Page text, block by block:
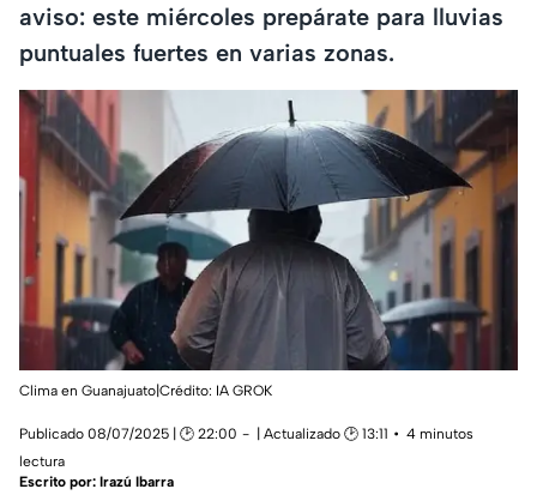
aviso: este miércoles prepárate para lluvias
puntuales fuertes en varias zonas.
Clima en Guanajuato|Crédito: IA GROK
Publicado 08/07/2025 | 🕑 22:00 | Actualizado 🕑 13:11
4 minutos
lectura
Escrito por: Irazú Ibarra